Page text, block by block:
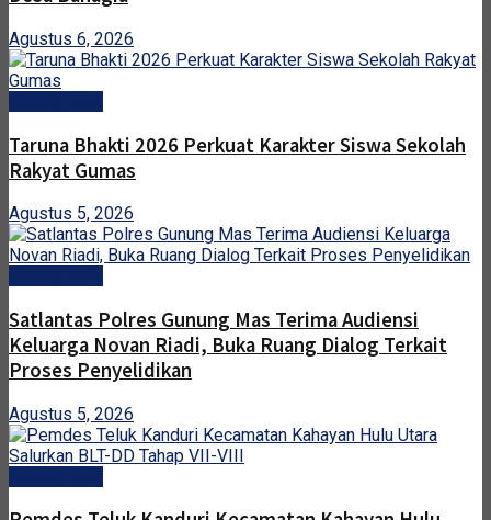
Agustus 6, 2026
Taruna Bhakti 2026 Perkuat Karakter Siswa Sekolah
Rakyat Gumas
Agustus 5, 2026
Satlantas Polres Gunung Mas Terima Audiensi
Keluarga Novan Riadi, Buka Ruang Dialog Terkait
Proses Penyelidikan
Agustus 5, 2026